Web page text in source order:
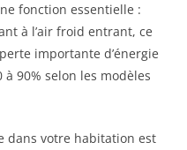
fonction essentielle :
à l’air froid entrant, ce
importante d’énergie
90% selon les modèles
dans votre habitation est